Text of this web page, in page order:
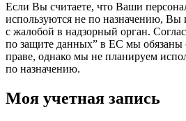
Если Вы считаете, что Ваши
используются не по назначению, Вы
с жалобой в надзорный орган.
по защите данных” в ЕС мы обязаны
праве, однако мы не планируем
по назначению.
Моя учетная запись